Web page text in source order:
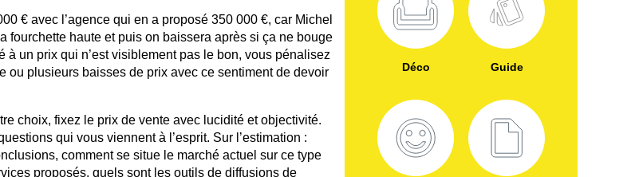
€ avec l’agence qui en a proposé 350 000 €, car Michel
fourchette haute et puis on baissera après si ça ne bouge
un prix qui n’est visiblement pas le bon, vous pénalisez
ou plusieurs baisses de prix avec ce sentiment de devoir
choix, fixez le prix de vente avec lucidité et objectivité.
qui vous viennent à l’esprit. Sur l’estimation :
comment se situe le marché actuel sur ce type
proposés, quels sont les outils de diffusions de
Déco Guide